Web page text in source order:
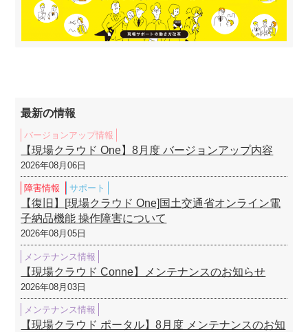
最新の情報
バージョンアップ情報
【現場クラウド One】8月度 バージョンアップ内容
2026年08月06日
障害情報 サポート
【復旧】[現場クラウド One]国土交通省オンライン電
子納品機能 操作障害について
2026年08月05日
メンテナンス情報
【現場クラウド Conne】メンテナンスのお知らせ
2026年08月03日
メンテナンス情報
【現場クラウド ポータル】8月度 メンテナンスのお知